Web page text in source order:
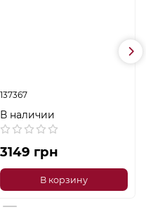
137367
В наличии
3149 грн
В корзину